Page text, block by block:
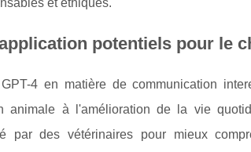
et éthiques.
potentiels pour le
4 en matière de communication
animale à l'amélioration de la vie
par des vétérinaires pour mieux